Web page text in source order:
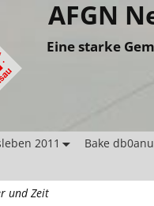
AFGN
Eine starke
2011 Bake db0anu
und Zeit